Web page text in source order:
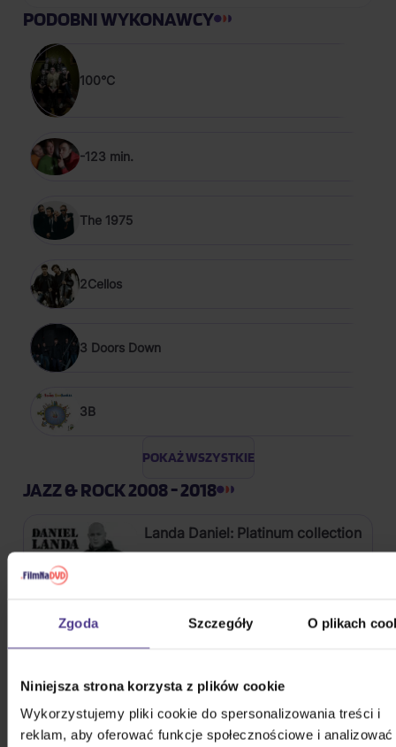
Zgoda Szczegóły O plikach
Niniejsza strona korzysta z plików cookie
Wykorzystujemy pliki cookie do spersonalizowania treści i
reklam, aby oferować funkcje społecznościowe i analizować
PODOBNI WYKONAWCY
100°C
-123 min.
The 1975
2Cellos
3 Doors Down
3B
POKAŻ WSZYSTKIE
JAZZ & ROCK 2008 - 2018
Landa Daniel: Platinum collection
Na magazynie 64,60 zł
Kabát: Original Albums Vol. 1
4CD